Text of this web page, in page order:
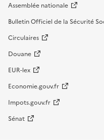
Assemblée nationale
Bulletin Officiel de la Sécurité
Circulaires
Douane
EUR-lex
Economie.gouv.fr
Impots.gouv.fr
Sénat